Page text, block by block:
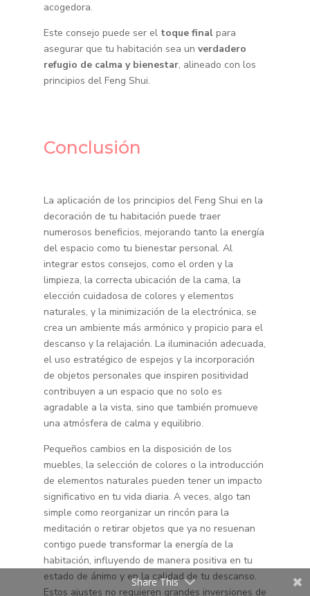
acogedora.
Este consejo puede ser el toque finalpara
asegurar que tu habitación sea un verdadero
refugio de calma y bienestar, alineado con los
principios del Feng Shui.
Conclusión
La aplicación de los principios del Feng Shui en la
decoración de tu habitación puede traer
numerosos beneficios, mejorando tanto la energía
del espacio como tu bienestar personal. Al
integrar estos consejos, como el orden y la
limpieza, la correcta ubicación de la cama, la
elección cuidadosa de colores y elementos
naturales, y la minimización de la electrónica, se
crea un ambiente más armónico y propicio para el
descanso y la relajación. La iluminación adecuada,
el uso estratégico de espejos y la incorporación
de objetos personales que inspiren positividad
contribuyen a un espacio que no solo es
agradable a la vista, sino que también promueve
una atmósfera de calma y equilibrio.
Pequeños cambios en la disposición de los
muebles, la selección de colores o la introducción
de elementos naturales pueden tener un impacto
significativo en tu vida diaria. A veces, algo tan
simple como reorganizar un rincón para la
meditación o retirar objetos que ya no resuenan
contigo puede transformar la energía de la
habitación, influyendo de manera positiva en tu
estado de ánimo y en la calidad de tu descanso.
Estos ajustes no requieren grandes inversiones de
Share This